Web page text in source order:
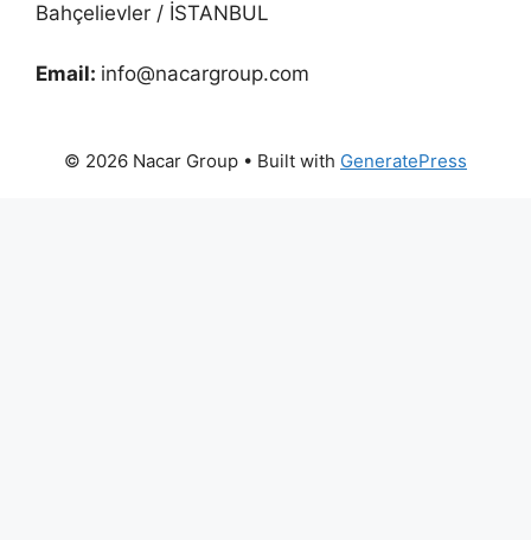
Bahçelievler / İSTANBUL
Email: info@nacargroup.com
© 2026 Nacar Group • Built with GeneratePress